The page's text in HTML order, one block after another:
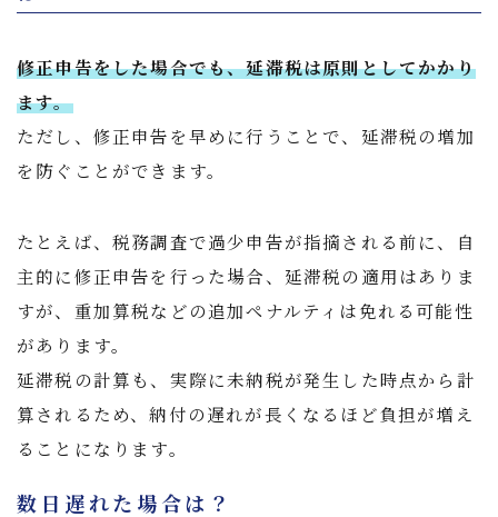
修正申告をした場合でも、延滞税は原則としてかかり
ます。
ただし、修正申告を早めに行うことで、延滞税の増加
を防ぐことができます。
たとえば、税務調査で過少申告が指摘される前に、自
主的に修正申告を行った場合、延滞税の適用はありま
すが、重加算税などの追加ペナルティは免れる可能性
があります。
延滞税の計算も、実際に未納税が発生した時点から計
算されるため、納付の遅れが長くなるほど負担が増え
ることになります。
数日遅れた場合は？